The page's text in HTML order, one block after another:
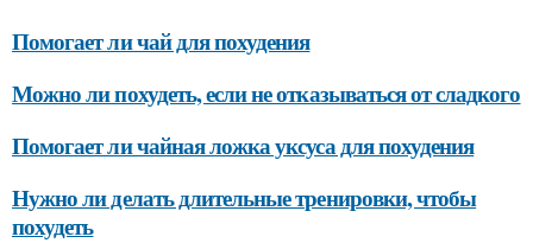
Помогает ли чай для похудения
Можно ли похудеть, если не отказываться от сладкого
Помогает ли чайная ложка уксуса для похудения
Нужно ли делать длительные тренировки, чтобы
похудеть